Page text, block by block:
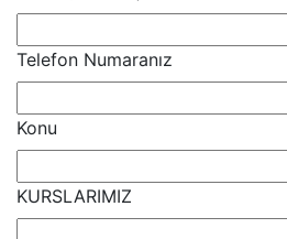
Telefon Numaranız
Konu
KURSLARIMIZ